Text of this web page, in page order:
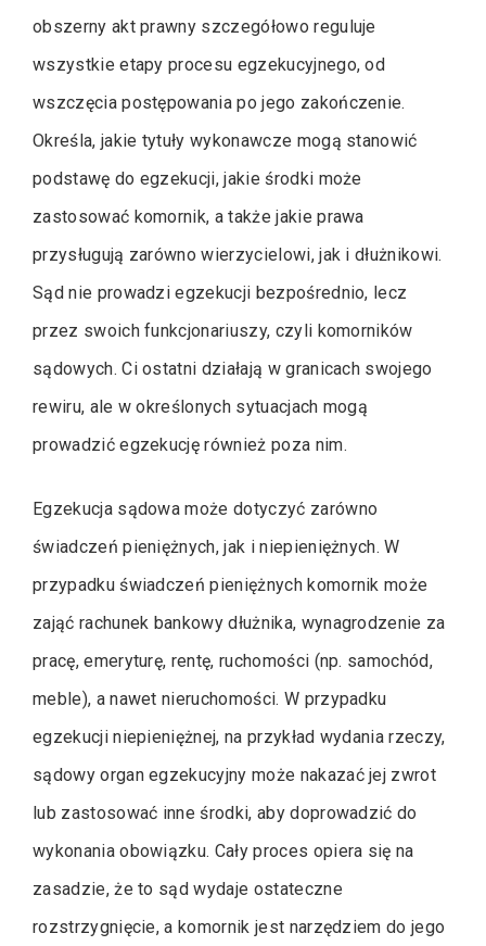
obszerny akt prawny szczegółowo reguluje
wszystkie etapy procesu egzekucyjnego, od
wszczęcia postępowania po jego zakończenie.
Określa, jakie tytuły wykonawcze mogą stanowić
podstawę do egzekucji, jakie środki może
zastosować komornik, a także jakie prawa
przysługują zarówno wierzycielowi, jak i dłużnikowi.
Sąd nie prowadzi egzekucji bezpośrednio, lecz
przez swoich funkcjonariuszy, czyli komorników
sądowych. Ci ostatni działają w granicach swojego
rewiru, ale w określonych sytuacjach mogą
prowadzić egzekucję również poza nim.
Egzekucja sądowa może dotyczyć zarówno
świadczeń pieniężnych, jak i niepieniężnych. W
przypadku świadczeń pieniężnych komornik może
zająć rachunek bankowy dłużnika, wynagrodzenie za
pracę, emeryturę, rentę, ruchomości (np. samochód,
meble), a nawet nieruchomości. W przypadku
egzekucji niepieniężnej, na przykład wydania rzeczy,
sądowy organ egzekucyjny może nakazać jej zwrot
lub zastosować inne środki, aby doprowadzić do
wykonania obowiązku. Cały proces opiera się na
zasadzie, że to sąd wydaje ostateczne
rozstrzygnięcie, a komornik jest narzędziem do jego